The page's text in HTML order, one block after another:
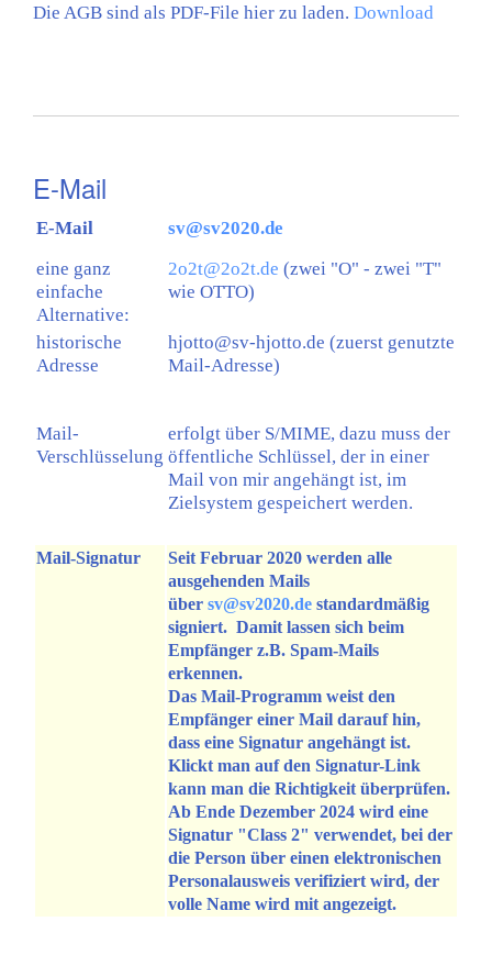
Die AGB sind als PDF-File hier zu laden. Download
E-Mail
E-Mail
sv@sv2020.de
eine ganz
einfache
Alternative:
2o2t@2o2t.de (zwei "O" - zwei "T"
wie OTTO)
historische
Adresse
hjotto@sv-hjotto.de (zuerst genutzte
Mail-Adresse)
Mail-
Verschlüsselung
erfolgt über S/MIME, dazu muss der
öffentliche Schlüssel, der in einer
Mail von mir angehängt ist, im
Zielsystem gespeichert werden.
Mail-Signatur
Seit Februar 2020 werden alle
ausgehenden Mails
über sv@sv2020.de standardmäßig
signiert. Damit lassen sich beim
Empfänger z.B. Spam-Mails
erkennen.
Das Mail-Programm weist den
Empfänger einer Mail darauf hin,
dass eine Signatur angehängt ist.
Klickt man auf den Signatur-Link
kann man die Richtigkeit überprüfen.
Ab Ende Dezember 2024 wird eine
Signatur "Class 2" verwendet, bei der
die Person über einen elektronischen
Personalausweis verifiziert wird, der
volle Name wird mit angezeigt.